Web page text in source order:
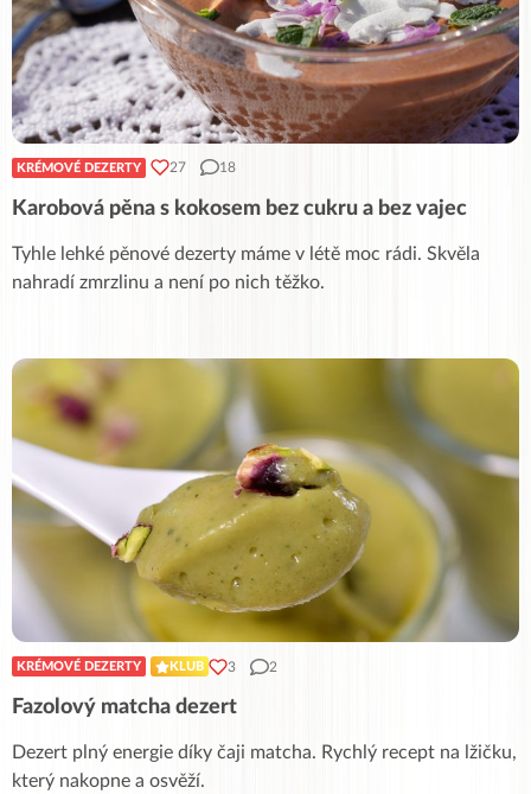
KRÉMOVÉ DEZERTY 27 18
Karobová pěna s kokosem bez cukru a bez vajec
Tyhle lehké pěnové dezerty máme v létě moc rádi. Skvěla
nahradí zmrzlinu a není po nich těžko.
KRÉMOVÉ DEZERTY KLUB 3 2
Fazolový matcha dezert
Dezert plný energie díky čaji matcha. Rychlý recept na lžičku,
který nakopne a osvěží.